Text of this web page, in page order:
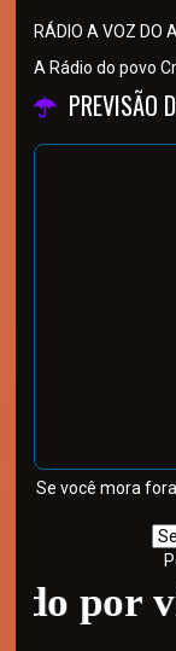
RÁDIO A VOZ DO
A Rádio do povo
PREVISÃO
Se você mora
visitar